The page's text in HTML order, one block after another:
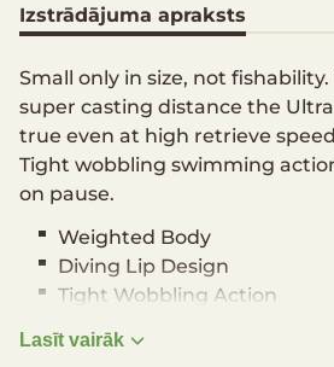
Izstrādājuma apraksts
Small only in size, not
super casting distance the
true even at high retrieve
Tight wobbling swimming
on pause.
Weighted Body
Diving Lip Design
Tight Wobbling Action
External Scales
Lasīt vairāk